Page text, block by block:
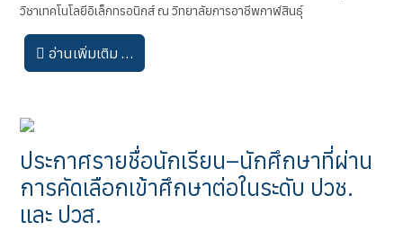
วิชาเทคโนโลยีอิเล็กทรอนิกส์ ณ วิทยาลัยการอาชีพกาฬสินธุ์
อ่านเพิ่มเติม …
ประกาศรายชื่อนักเรียน–นักศึกษาที่ผ่าน
การคัดเลือกเข้าศึกษาต่อในระดับ ปวช.
และ ปวส.